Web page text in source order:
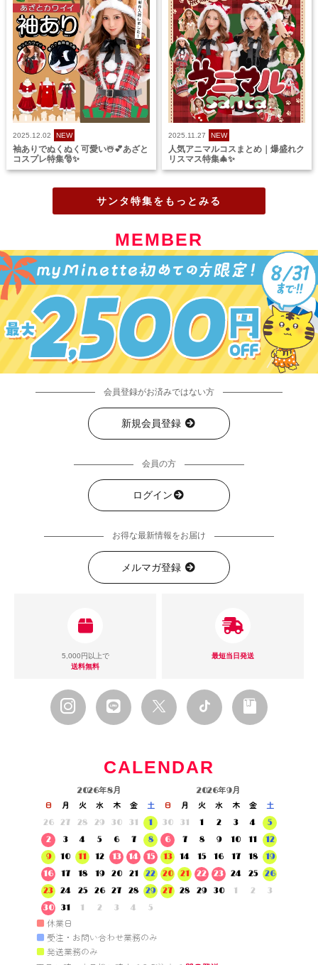
2025.12.02 NEW
袖ありでぬくぬく可愛い☃️💕あざと
コスプレ特集🎅✨
2025.11.27 NEW
人気アニマルコスまとめ｜爆盛れク
リスマス特集🎄✨
サンタ特集をもっとみる
MEMBER
会員登録がお済みではない方
新規会員登録
会員の方
ログイン
お得な最新情報をお届け
メルマガ登録
5,000円以上で
送料無料
最短当日発送
CALENDAR
2026年8月
日 月 火 水 木 金
土
26
27 28 29 30 31
1
2
3 4 5 6 7
8
9
10 11 12 13 14
15
16
17 18 19 20 21
22
23
24 25 26 27 28
29
30
31 1 2 3 4 5
2026年9月
日 月 火 水 木 金
土
30
31 1 2 3 4
5
6
7 8 9 10 11
12
13
14 15 16 17 18
19
20
21 22 23 24 25
26
27
28 29 30 1 2 3
■ 休業日
■ 受注・お問い合わせ業務のみ
■ 発送業務のみ